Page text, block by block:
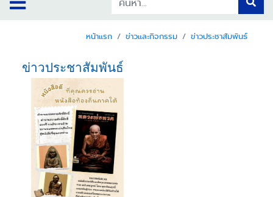
หน้าแรก ข่าวและกิจกรรม ข่าวประชาสัมพันธ์
ข่าวประชาสัมพันธ์